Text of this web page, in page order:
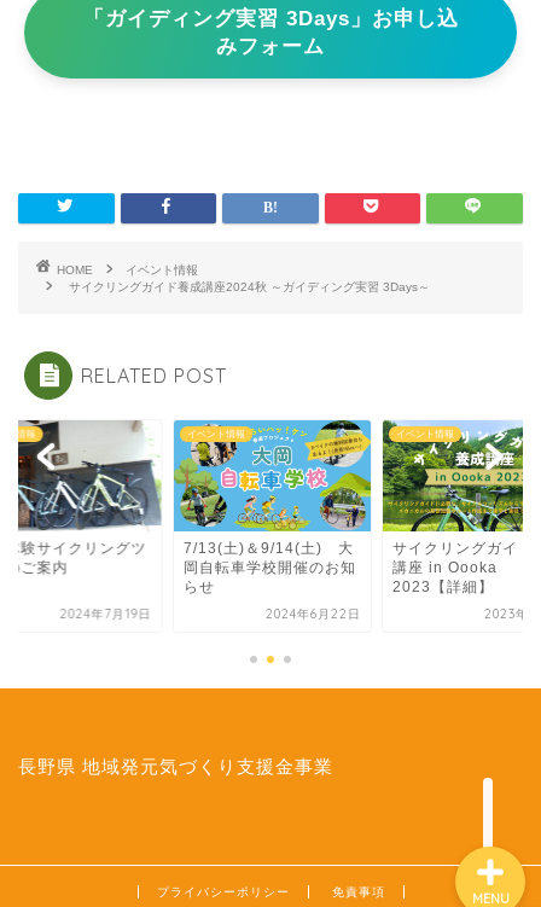
「ガイディング実習 3Days」お申し込
みフォーム
HOME
イベント情報
サイクリングガイド養成講座2024秋 ～ガイディング実習 3Days～
RELATED POST
ト情報
体験サイクリングツ
のご案内
2024年7月19日
イベント情報
7/13(土)＆9/14(土) 大
岡自転車学校開催のお知
らせ
2024年6月22日
イベント情報
サイクリングガイド
講座 in Oooka
2023【詳細】
2023年9
長野県 地域発元気づくり支援金事業
プライバシーポリシー 免責事項 MENU
About Us
イベント情報
ツアーのご案内